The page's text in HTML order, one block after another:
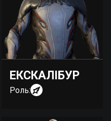
ЕКСКАЛІБУР
Роль: